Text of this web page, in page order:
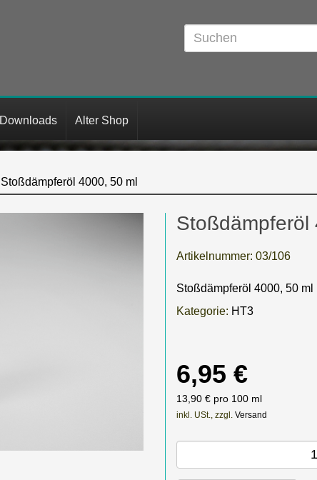
Downloads Alter Shop
Stoßdämpferöl 4000, 50 ml
Stoßdämpferöl
Artikelnummer: 03/106
Stoßdämpferöl 4000, 50 ml
Kategorie: HT3
6,95 €
13,90 € pro 100 ml
inkl. USt., zzgl. Versand